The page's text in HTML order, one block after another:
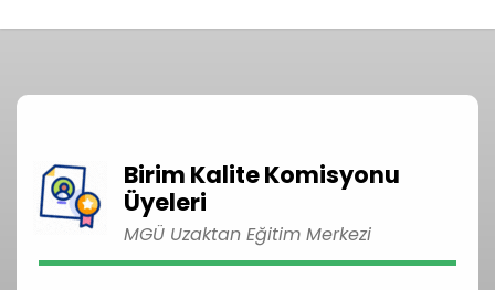
Birim Kalite Komisyonu
Üyeleri
MGÜ Uzaktan Eğitim Merkezi